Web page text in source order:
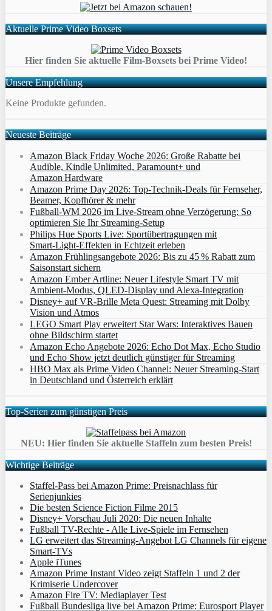
Aktuelle Prime Video Boxsets
Hier finden Sie aktuelle Film-Boxsets bei Prime Video!
Unsere Empfehlung
Keine Produkte gefunden.
Neueste Beiträge
Amazon Black Friday Woche 2026: Große Rabatte bei
Audible, Kindle Unlimited, Paramount+ und
Amazon Hardware
Amazon Prime Day 2026: Top-Technik-Deals für Fernseher,
Beamer, Kopfhörer & mehr
Fußball-WM 2026 im Live-Stream ohne Verzögerung: So
optimieren Sie Ihr Streaming-Setup
Philips Hue Sports Live: Sportübertragungen mit
Smart‑Light‑Effekten in Echtzeit erleben
Amazon Frühlingsangebote 2026: Bis zu 45 % Rabatt zum
Saisonstart sichern
Amazon Ember Artline: Neuer Lifestyle Smart TV mit
Ambient‑Modus, QLED‑Display und Alexa‑Integration
Disney+ auf VR-Brille Meta Quest: Streaming mit Dolby
Vision und Atmos
LEGO Smart Play erweitert Star Wars: Interaktives Bauen
ohne Bildschirm startet
Amazon Echo Angebote 2026: Echo Dot Max, Echo Studio
und Echo Show jetzt deutlich günstiger für Streaming
HBO Max als Prime Video Channel: Neuer Streaming‑Start
in Deutschland und Österreich erklärt
Top-Serien zum günstigen Preis
NEU: Hier finden Sie aktuelle Staffeln zum besten Preis!
Wichtige Beiträge
Staffel-Pass bei Amazon Prime: Preisnachlass für
Serienjunkies
Die besten Science Fiction Filme 2015
Disney+ Vorschau Juli 2020: Die neuen Inhalte
Fußball TV-Rechte - Alle Live-Spiele im Fernsehen
LG erweitert das Streaming-Angebot LG Channels für eigene
Smart-TVs
Apple iTunes
Amazon Prime Instant Video zeigt Staffeln 1 und 2 der
Krimiserie Undercover
Amazon Fire TV: Mediaplayer Test
Fußball Bundesliga live bei Amazon Prime: Eurosport Player